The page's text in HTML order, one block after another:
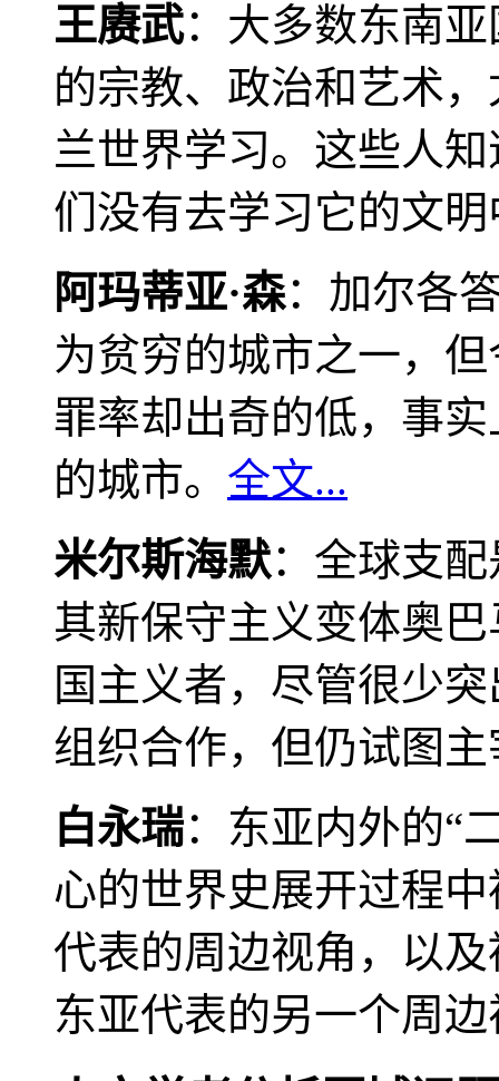
王赓武：大多数东南
的宗教、政治和艺术
兰世界学习。这些人
们没有去学习它的文
阿玛蒂亚·森：加尔各
为贫穷的城市之一，
罪率却出奇的低，事
的城市。 全文...
米尔斯海默：全球支
其新保守主义变体奥
国主义者，尽管很少
组织合作，但仍试图
白永瑞：东亚内外的“
心的世界史展开过程
代表的周边视角，以
东亚代表的另一个周